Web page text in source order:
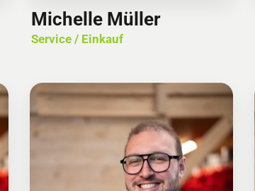
Michelle Müller
Service / Einkauf